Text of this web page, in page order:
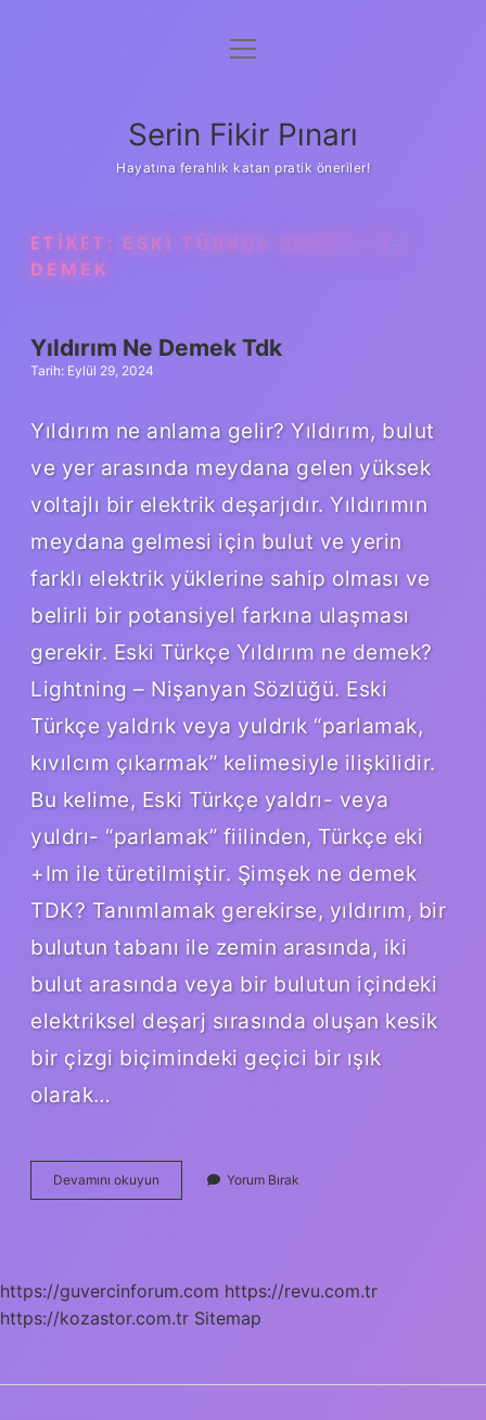
Gizlilik Politikası
Yasal Uyarı
menüyü
Serin Fikir Pınarı
Hayatına ferahlık katan pratik öneriler!
ETIKET: ESKI TÜRKÇE ŞIMŞEK NE
DEMEK
Yıldırım Ne Demek Tdk
Tarih: Eylül 29, 2024
Yıldırım ne anlama gelir? Yıldırım, bulut
ve yer arasında meydana gelen yüksek
voltajlı bir elektrik deşarjıdır. Yıldırımın
meydana gelmesi için bulut ve yerin
farklı elektrik yüklerine sahip olması ve
belirli bir potansiyel farkına ulaşması
gerekir. Eski Türkçe Yıldırım ne demek?
Lightning – Nişanyan Sözlüğü. Eski
Türkçe yaldrık veya yuldrık “parlamak,
kıvılcım çıkarmak” kelimesiyle ilişkilidir.
Bu kelime, Eski Türkçe yaldrı- veya
yuldrı- “parlamak” fiilinden, Türkçe eki
+Im ile türetilmiştir. Şimşek ne demek
TDK? Tanımlamak gerekirse, yıldırım, bir
bulutun tabanı ile zemin arasında, iki
bulut arasında veya bir bulutun içindeki
elektriksel deşarj sırasında oluşan kesik
bir çizgi biçimindeki geçici bir ışık
olarak…
Devamını okuyun
Ne
Yorum Bırak
https://guvercinforum.com https://revu.com.tr
https://kozastor.com.tr Sitemap